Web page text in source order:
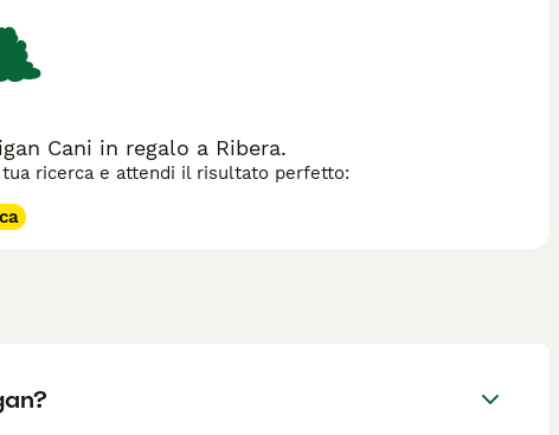
per questa razza.
Cani in regalo a Ribera.
ricerca e attendi il risultato perfetto: